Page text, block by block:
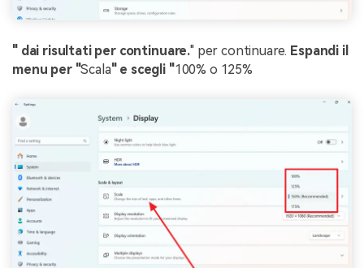
" dai risultati per continuare." per continuare. Espandi il
menu per "Scala" e scegli "100% o 125%